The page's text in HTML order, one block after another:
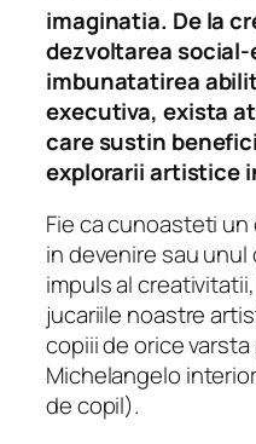
imaginatia. De la
dezvoltarea
imbunatatirea
executiva, exista
care sustin
explorarii artistice
Fie ca cunoasteti
in devenire sau
impuls al
jucariile noastre
copiii de orice
Michelangelo
de copil).